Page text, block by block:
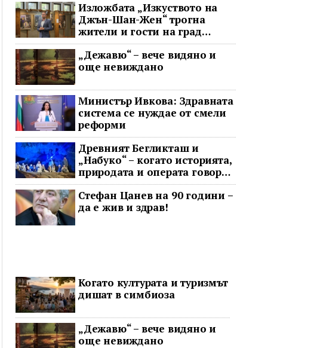
Изложбата „Изкуството на
Джън-Шан-Жен“ трогна
жители и гости на град
Банско
„Дежавю“ – вече видяно и
още невиждано
Министър Ивкова: Здравната
система се нуждае от смели
реформи
Древният Бегликташ и
„Набуко“ – когато историята,
природата и операта говорят
на един език
Стефан Цанев на 90 години –
да е жив и здрав!
Когато културата и туризмът
дишат в симбиоза
„Дежавю“ – вече видяно и
още невиждано